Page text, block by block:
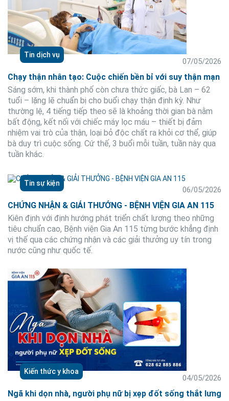
07/05/2026
Tin dịch vụ
Chạy thận nhân tạo: Cuộc chiến bền bỉ với suy thận mạn
Sáng sớm, khi thành phố còn chưa thức giấc, bà Lan – 62
tuổi – lặng lẽ chuẩn bị cho buổi chạy thận định kỳ. Như
thường lệ, 4 tiếng tiếp theo sẽ là khoảng thời gian bà nằm
bất động, kết nối với chiếc máy lọc máu – thiết bị đảm
nhiệm vai trò của thận, loại bỏ độc chất ra khỏi cơ thể, giúp
bà duy trì cuộc sống. Cứ thế, 3 buổi mỗi tuần, tuần này qua
tuần khác.
06/05/2026
Tin sự kiện
CHỨNG NHẬN & GIẢI THƯỞNG - BỆNH VIỆN GIA AN 115
Kiên định với định hướng phát triển chất lượng theo những
tiêu chuẩn cao, Bệnh viện Gia An 115 từng bước khẳng định
vị thế qua các chứng nhận và các giải thưởng uy tín trong
nước cũng như quốc tế.
04/05/2026
Kiến thức y khoa
Ngã khi dọn nhà, người phụ nữ bị xẹp đốt sống thắt lưng